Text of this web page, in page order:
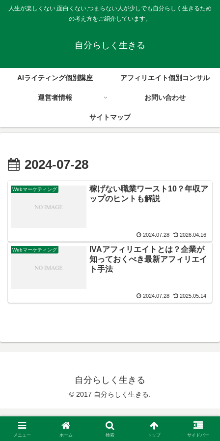
人生が楽しくない,面白くない,つまらない人が少しでも自分らしく生きるため
の考え方をご紹介しています。
自分らしく生きる
AIライティング個別講座 アフィリエイト個別コンサル
運営者情報 お問い合わせ
サイトマップ
2024-07-28
Webマーケティング
稼げない職業ワースト10？年収ア
ップのヒントも解説
2024.07.28 2026.04.16
Webマーケティング
IVAアフィリエイトとは？企業が
知っておくべき最新アフィリエイ
ト手法
2024.07.28 2025.05.14
自分らしく生きる
© 2017 自分らしく生きる.
メニュー ホーム 検索 トップ サイドバー